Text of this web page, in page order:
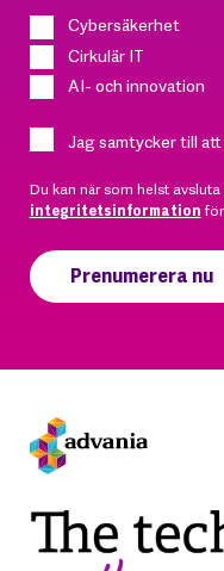
Cybersäkerhet
Cirkulär IT
AI- och innovation
Jag samtycker till
Du kan när som helst
integritetsinformation